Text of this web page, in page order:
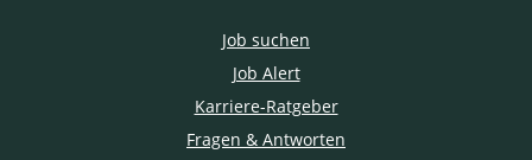
Job suchen
Job Alert
Karriere-Ratgeber
Fragen & Antworten